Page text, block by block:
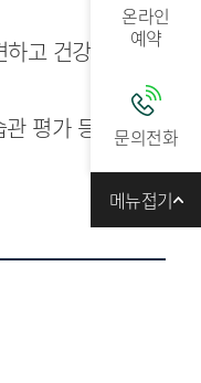
고 건강한
평가 등의
온라인
예약
문의전화
5000
메뉴접기